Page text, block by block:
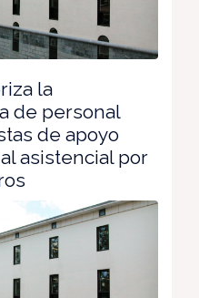
la
de personal
de apoyo
asistencial por